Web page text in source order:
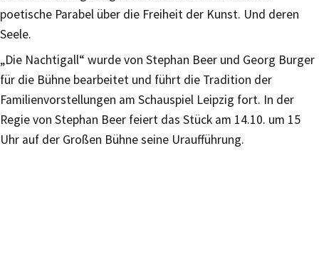
poetische Parabel über die Freiheit der Kunst. Und deren
Seele.
„Die Nachtigall“ wurde von Stephan Beer und Georg Burger
für die Bühne bearbeitet und führt die Tradition der
Familienvorstellungen am Schauspiel Leipzig fort. In der
Regie von Stephan Beer feiert das Stück am 14.10. um 15
Uhr auf der Großen Bühne seine Uraufführung.